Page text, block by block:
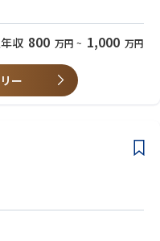
with the key stakeholder
data speculation in English
topics with the key stakeh
for suitable computer env
with respect to machine learni
and regulations.
to accounting, taxation a
and in writing (especially i
収 800 万円 ~ 1,000 万円
ー